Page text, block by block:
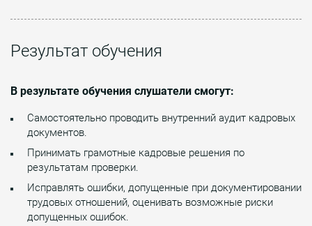
Результат обучения
В результате обучения слушатели смогут:
Самостоятельно проводить внутренний аудит кадровых
документов.
Принимать грамотные кадровые решения по
результатам проверки.
Исправлять ошибки, допущенные при документировании
трудовых отношений, оценивать возможные риски
допущенных ошибок.